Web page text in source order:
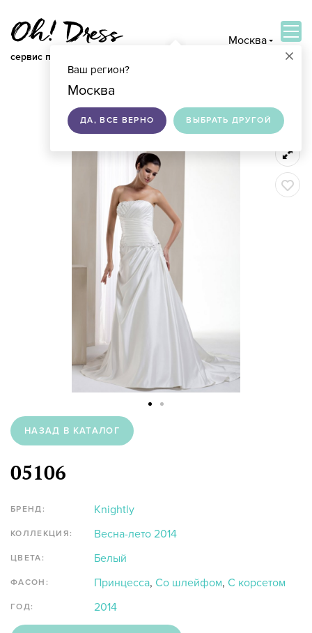
сервис по подбору свадебных платьев
Москва
×
Ваш регион?
Москва
ДА, ВСЕ ВЕРНО ВЫБРАТЬ ДРУГОЙ
НАЗАД В КАТАЛОГ
05106
БРЕНД: Knightly
КОЛЛЕКЦИЯ: Весна-лето 2014
ЦВЕТА: Белый
ФАСОН: Принцесса, Со шлейфом, С корсетом
ГОД: 2014